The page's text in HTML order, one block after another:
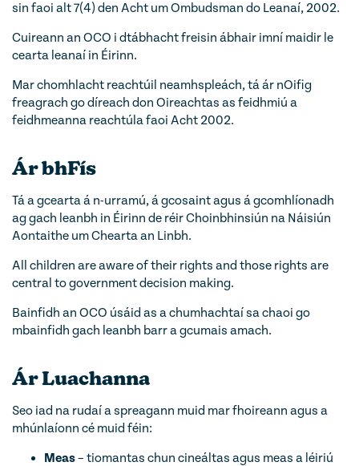
sin faoi alt 7(4) den Acht um Ombudsman do Leanaí, 2002.
Cuireann an OCO i dtábhacht freisin ábhair imní maidir le
cearta leanaí in Éirinn.
Mar chomhlacht reachtúil neamhspleách, tá ár nOifig
freagrach go díreach don Oireachtas as feidhmiú a
feidhmeanna reachtúla faoi Acht 2002.
Ár bhFís
Tá a gcearta á n-urramú, á gcosaint agus á gcomhlíonadh
ag gach leanbh in Éirinn de réir Choinbhinsiún na Náisiún
Aontaithe um Chearta an Linbh.
All children are aware of their rights and those rights are
central to government decision making.
Bainfidh an OCO úsáid as a chumhachtaí sa chaoi go
mbainfidh gach leanbh barr a gcumais amach.
Ár Luachanna
Seo iad na rudaí a spreagann muid mar fhoireann agus a
mhúnlaíonn cé muid féin:
Meas– tiomantas chun cineáltas agus meas a léiriú